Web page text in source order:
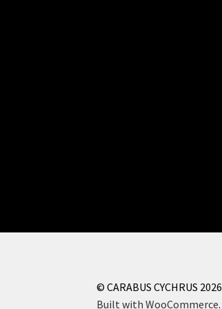
© CARABUS CYCHRUS 2026
Built with WooCommerce.